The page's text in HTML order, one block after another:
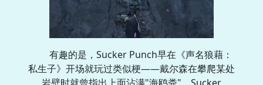
有趣的是，Sucker Punch早在《声名狼藉：
私生子》开场就玩过类似梗——戴尔森在攀爬某处